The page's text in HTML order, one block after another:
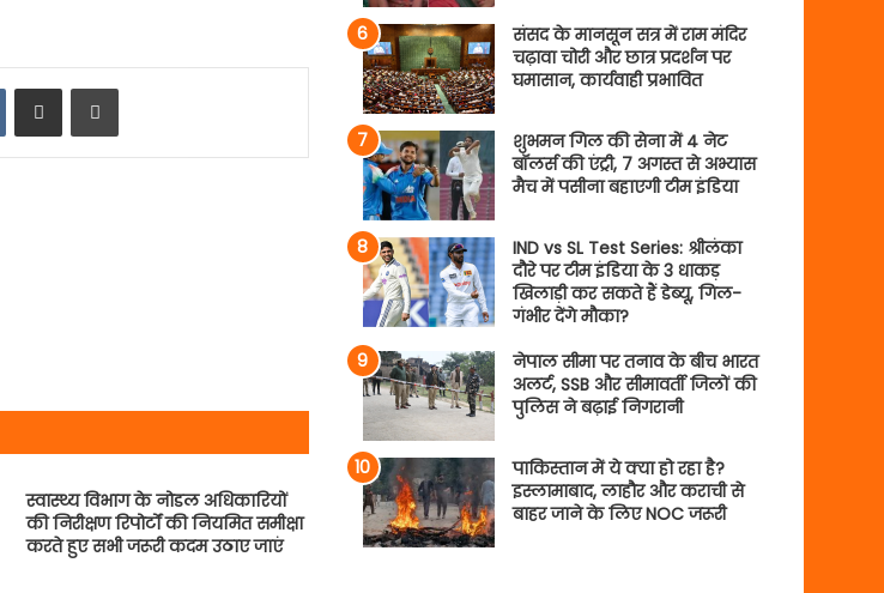
VKontakte
Share via Email Print
स्वास्थ्य विभाग के नोडल अधिकारियों
की निरीक्षण रिपोर्टाें की नियमित समीक्षा
करते हुए सभी जरूरी कदम उठाए जाएं
संसद के मानसून सत्र में राम मंदिर
चढ़ावा चोरी और छात्र प्रदर्शन पर
घमासान, कार्यवाही प्रभावित
शुभमन गिल की सेना में 4 नेट
बॉलर्स की एंट्री, 7 अगस्त से अभ्यास
मैच में पसीना बहाएगी टीम इंडिया
IND vs SL Test Series: श्रीलंका
दौरे पर टीम इंडिया के 3 धाकड़
खिलाड़ी कर सकते हैं डेब्यू, गिल-
गंभीर देंगे मौका?
नेपाल सीमा पर तनाव के बीच भारत
अलर्ट, SSB और सीमावर्ती जिलों की
पुलिस ने बढ़ाई निगरानी
पाकिस्तान में ये क्या हो रहा है?
इस्लामाबाद, लाहौर और कराची से
बाहर जाने के लिए NOC जरूरी